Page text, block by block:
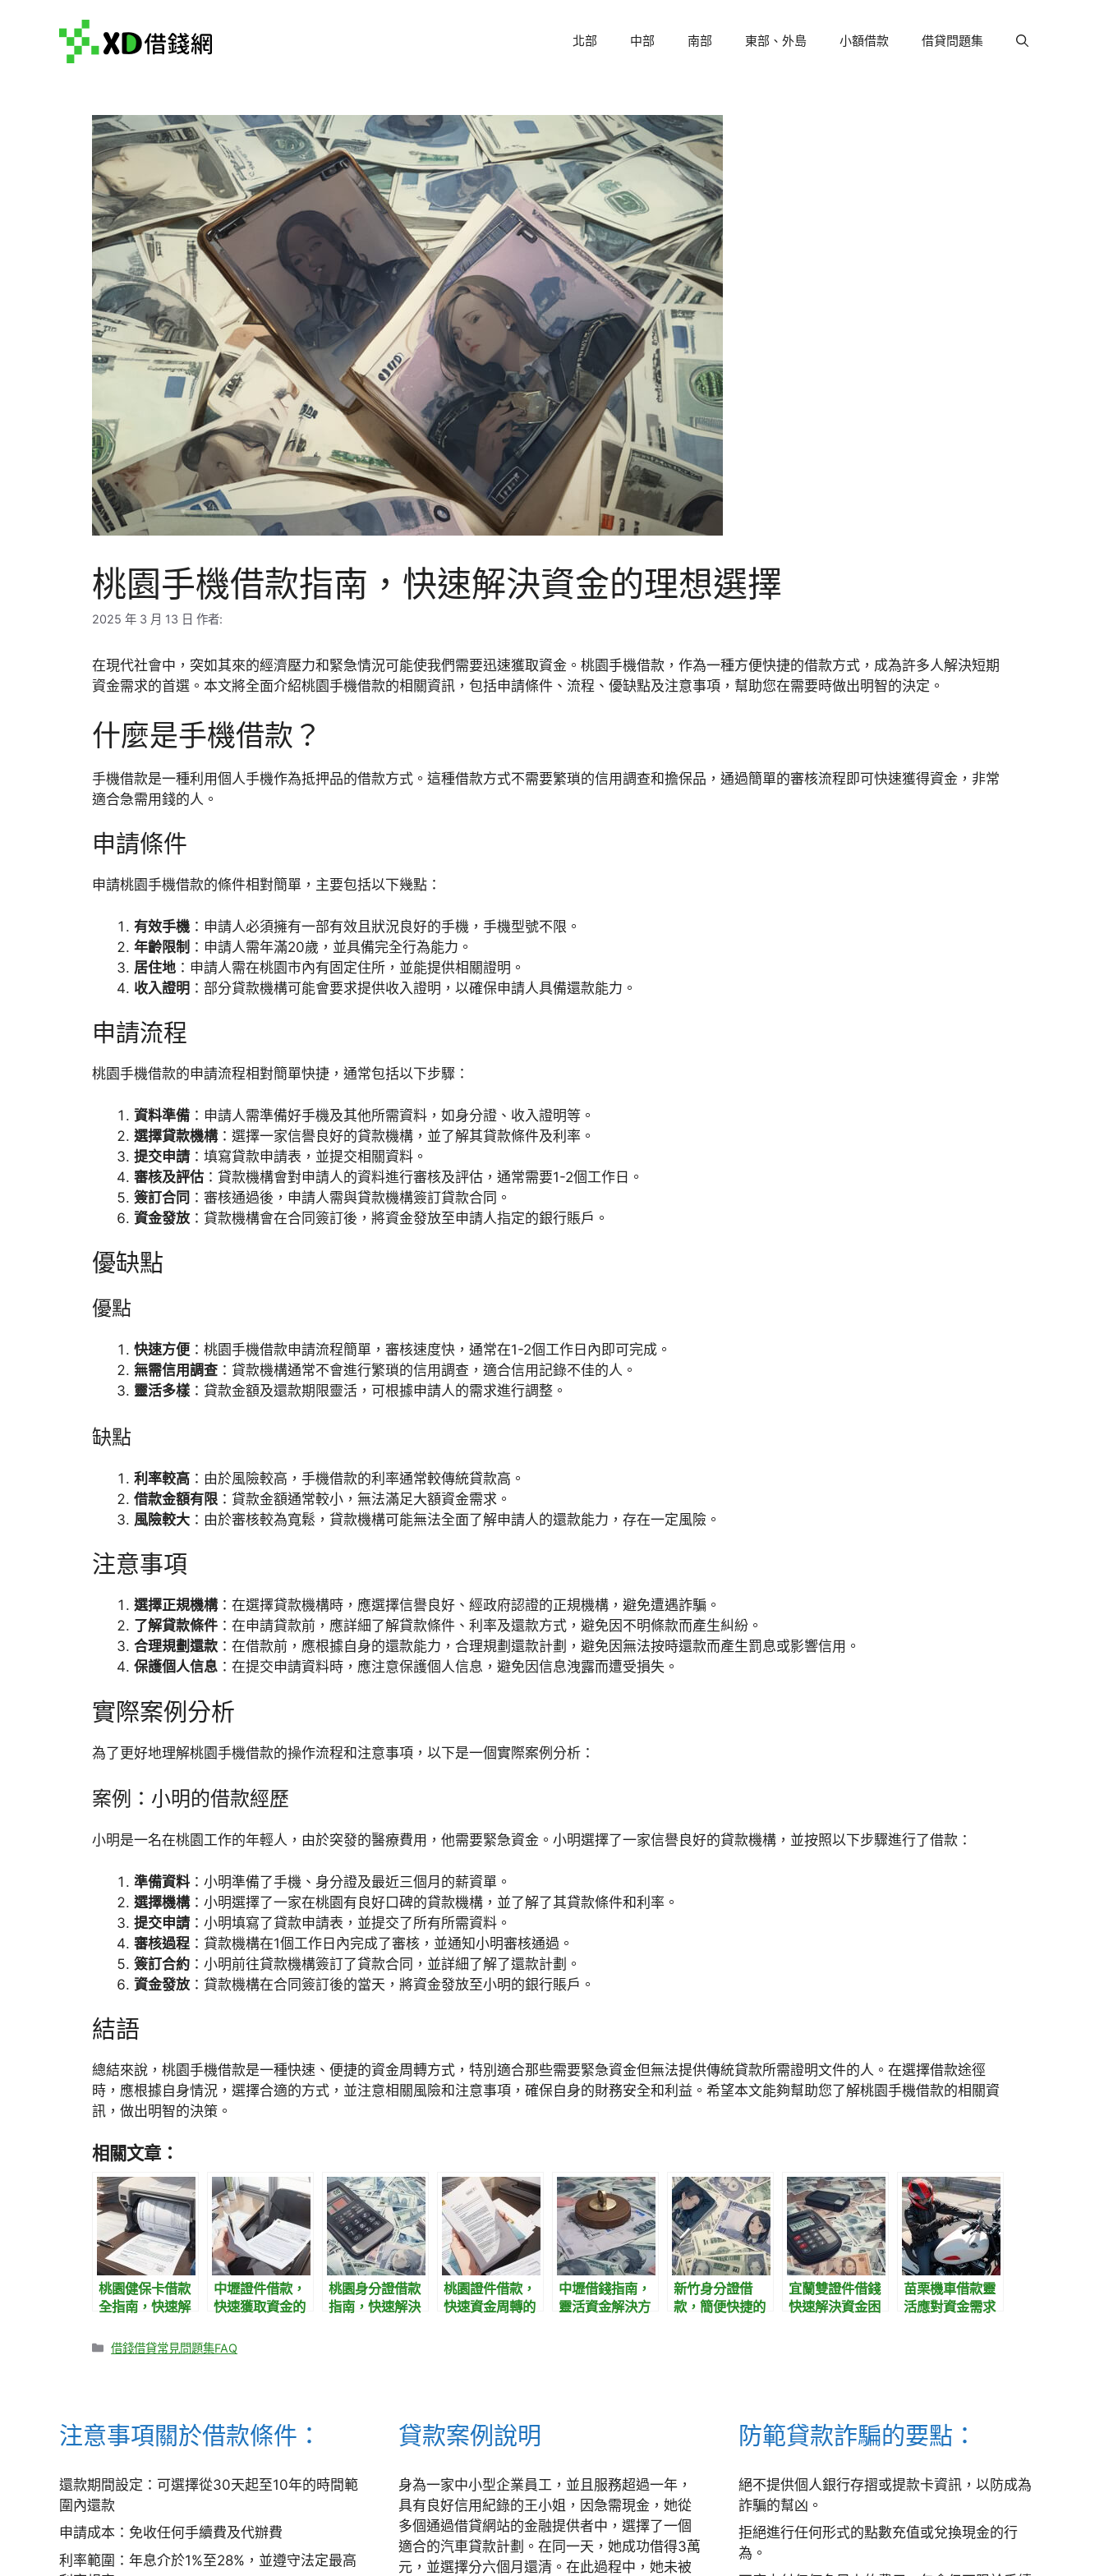
北部 中部 南部 東部、外島 小額借款 借貸問題集
桃園手機借款指南，快速解決資金的理想選擇
2025 年 3 月 13 日 作者:
在現代社會中，突如其來的經濟壓力和緊急情況可能使我們需要迅速獲取資金。桃園手機借款，作為一種方便快捷的借款方式，成為許多人解決短期
資金需求的首選。本文將全面介紹桃園手機借款的相關資訊，包括申請條件、流程、優缺點及注意事項，幫助您在需要時做出明智的決定。
什麼是手機借款？
手機借款是一種利用個人手機作為抵押品的借款方式。這種借款方式不需要繁瑣的信用調查和擔保品，通過簡單的審核流程即可快速獲得資金，非常
適合急需用錢的人。
申請條件
申請桃園手機借款的條件相對簡單，主要包括以下幾點：
有效手機 ：申請人必須擁有一部有效且狀況良好的手機，手機型號不限。
年齡限制 ：申請人需年滿20歲，並具備完全行為能力。
居住地 ：申請人需在桃園市內有固定住所，並能提供相關證明。
收入證明 ：部分貸款機構可能會要求提供收入證明，以確保申請人具備還款能力。
申請流程
桃園手機借款的申請流程相對簡單快捷，通常包括以下步驟：
資料準備 ：申請人需準備好手機及其他所需資料，如身分證、收入證明等。
選擇貸款機構：選擇一家信譽良好的貸款機構，並了解其貸款條件及利率。
提交申請 ：填寫貸款申請表，並提交相關資料。
審核及評估 ：貸款機構會對申請人的資料進行審核及評估，通常需要1-2個工作日。
簽訂合同 ：審核通過後，申請人需與貸款機構簽訂貸款合同。
資金發放 ：貸款機構會在合同簽訂後，將資金發放至申請人指定的銀行賬戶。
優缺點
優點
快速方便 ：桃園手機借款申請流程簡單，審核速度快，通常在1-2個工作日內即可完成。
無需信用調查 ：貸款機構通常不會進行繁瑣的信用調查，適合信用記錄不佳的人。
靈活多樣 ：貸款金額及還款期限靈活，可根據申請人的需求進行調整。
缺點
利率較高 ：由於風險較高，手機借款的利率通常較傳統貸款高。
借款金額有限 ：貸款金額通常較小，無法滿足大額資金需求。
風險較大 ：由於審核較為寬鬆，貸款機構可能無法全面了解申請人的還款能力，存在一定風險。
注意事項
選擇正規機構：在選擇貸款機構時，應選擇信譽良好、經政府認證的正規機構，避免遭遇詐騙。
了解貸款條件 ：在申請貸款前，應詳細了解貸款條件、利率及還款方式，避免因不明條款而產生糾紛。
合理規劃還款 ：在借款前，應根據自身的還款能力，合理規劃還款計劃，避免因無法按時還款而產生罰息或影響信用。
保護個人信息 ：在提交申請資料時，應注意保護個人信息，避免因信息洩露而遭受損失。
實際案例分析
為了更好地理解桃園手機借款的操作流程和注意事項，以下是一個實際案例分析：
案例：小明的借款經歷
小明是一名在桃園工作的年輕人，由於突發的醫療費用，他需要緊急資金。小明選擇了一家信譽良好的貸款機構，並按照以下步驟進行了借款：
準備資料 ：小明準備了手機、身分證及最近三個月的薪資單。
選擇機構：小明選擇了一家在桃園有良好口碑的貸款機構，並了解了其貸款條件和利率。
提交申請 ：小明填寫了貸款申請表，並提交了所有所需資料。
審核過程 ：貸款機構在1個工作日內完成了審核，並通知小明審核通過。
簽訂合約 ：小明前往貸款機構簽訂了貸款合同，並詳細了解了還款計劃。
資金發放 ：貸款機構在合同簽訂後的當天，將資金發放至小明的銀行賬戶。
結語
總結來說，桃園手機借款是一種快速、便捷的資金周轉方式，特別適合那些需要緊急資金但無法提供傳統貸款所需證明文件的人。在選擇借款途徑
時，應根據自身情況，選擇合適的方式，並注意相關風險和注意事項，確保自身的財務安全和利益。希望本文能夠幫助您了解桃園手機借款的相關資
訊，做出明智的決策。
相關文章：
桃園健保卡借款
全指南，快速解
中壢證件借款，
快速獲取資金的
桃園身分證借款
指南，快速解決
桃園證件借款，
快速資金周轉的
中壢借錢指南，
靈活資金解決方
新竹身分證借
款，簡便快捷的
宜蘭雙證件借錢
快速解決資金困
苗栗機車借款靈
活應對資金需求
分
借錢借貸常見問題集FAQ
注意事項關於借款條件：
還款期間設定：可選擇從30天起至10年的時間範
圍內還款
申請成本：免收任何手續費及代辦費
利率範圍：年息介於1%至28%，並遵守法定最高
貸款案例說明
身為一家中小型企業員工，並且服務超過一年，
具有良好信用紀錄的王小姐，因急需現金，她從
多個通過借貸網站的金融提供者中，選擇了一個
適合的汽車貸款計劃。在同一天，她成功借得3萬
元，並選擇分六個月還清。在此過程中，她未被
防範貸款詐騙的要點：
絕不提供個人銀行存摺或提款卡資訊，以防成為
詐騙的幫凶。
拒絕進行任何形式的點數充值或兌換現金的行
為。